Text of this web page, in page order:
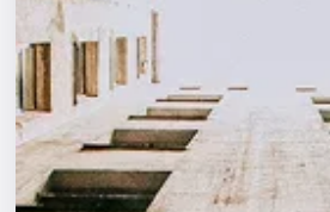
Города
Площадки
Артисты